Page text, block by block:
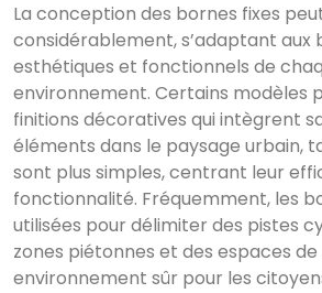
La conception des bornes fixes
considérablement, s’adaptant aux
esthétiques et fonctionnels de
environnement. Certains modèles
finitions décoratives qui intègrent
éléments dans le paysage urbain,
sont plus simples, centrant leur
fonctionnalité. Fréquemment, les
utilisées pour délimiter des pistes
zones piétonnes et des espaces
environnement sûr pour les